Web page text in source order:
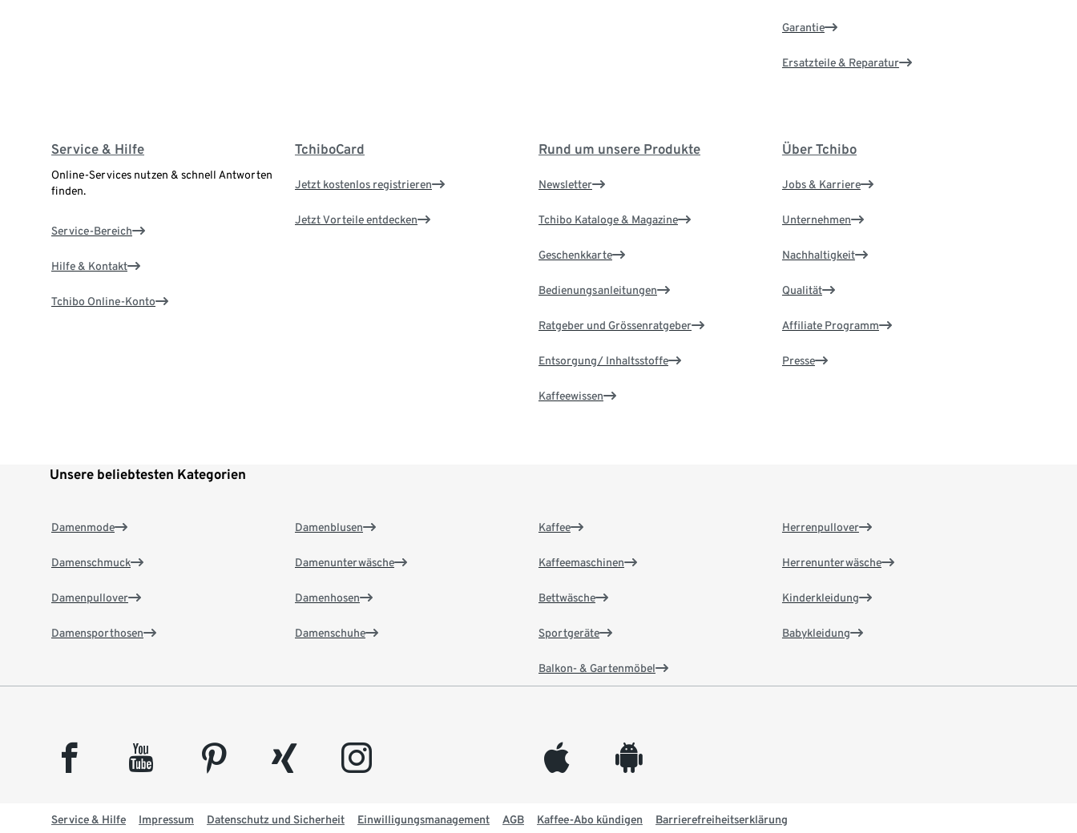
Garantie
Ersatzteile & Reparatur
Service & Hilfe
Online-Services nutzen & schnell Antworten
finden.
Service-Bereich
Hilfe & Kontakt
Tchibo Online-Konto
TchiboCard
Jetzt kostenlos registrieren
Jetzt Vorteile entdecken
Rund um unsere Produkte
Newsletter
Tchibo Kataloge & Magazine
Geschenkkarte
Bedienungsanleitungen
Ratgeber und Grössenratgeber
Entsorgung/ Inhaltsstoffe
Kaffeewissen
Über Tchibo
Jobs & Karriere
Unternehmen
Nachhaltigkeit
Qualität
Affiliate Programm
Presse
Unsere beliebtesten Kategorien
Damenmode
Damenschmuck
Damenpullover
Damensporthosen
Damenblusen
Damenunterwäsche
Damenhosen
Damenschuhe
Kaffee
Kaffeemaschinen
Bettwäsche
Sportgeräte
Balkon- & Gartenmöbel
Herrenpullover
Herrenunterwäsche
Kinderkleidung
Babykleidung
facebook youtube pinterest xing instagram appleinc android
Service & Hilfe Impressum Datenschutz und Sicherheit Einwilligungsmanagement AGB Kaffee-Abo kündigen Barrierefreiheitserklärung